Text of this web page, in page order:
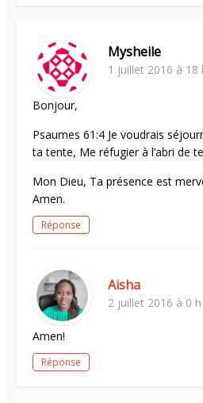
Mysheile
1 juillet 2016 à 18
Bonjour,
Psaumes 61:4 Je voudrais
ta tente, Me réfugier à l’abri de
Mon Dieu, Ta présence est
Amen.
Réponse
Aisha
2 juillet 2016 à 0
Amen!
Réponse